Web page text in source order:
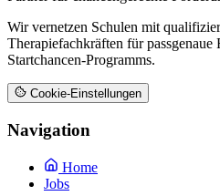
Wir vernetzen Schulen mit
Therapiefachkräften für passgenaue
Startchancen-Programms.
Cookie-Einstellungen
Navigation
Home
Jobs